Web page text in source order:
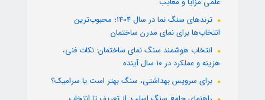
ترندهای سنگ نما در سال ۱۴۰۴؛ محبوب‌ترین
انتخاب‌ها برای نمای مدرن ساختمان
انتخاب هوشمند سنگ نمای ساختمان: نکات فنی،
هزینه و عملکرد در ۱۰ سال آینده
برای سرویس بهداشتی، سنگ بهتر است یا سرامیک؟